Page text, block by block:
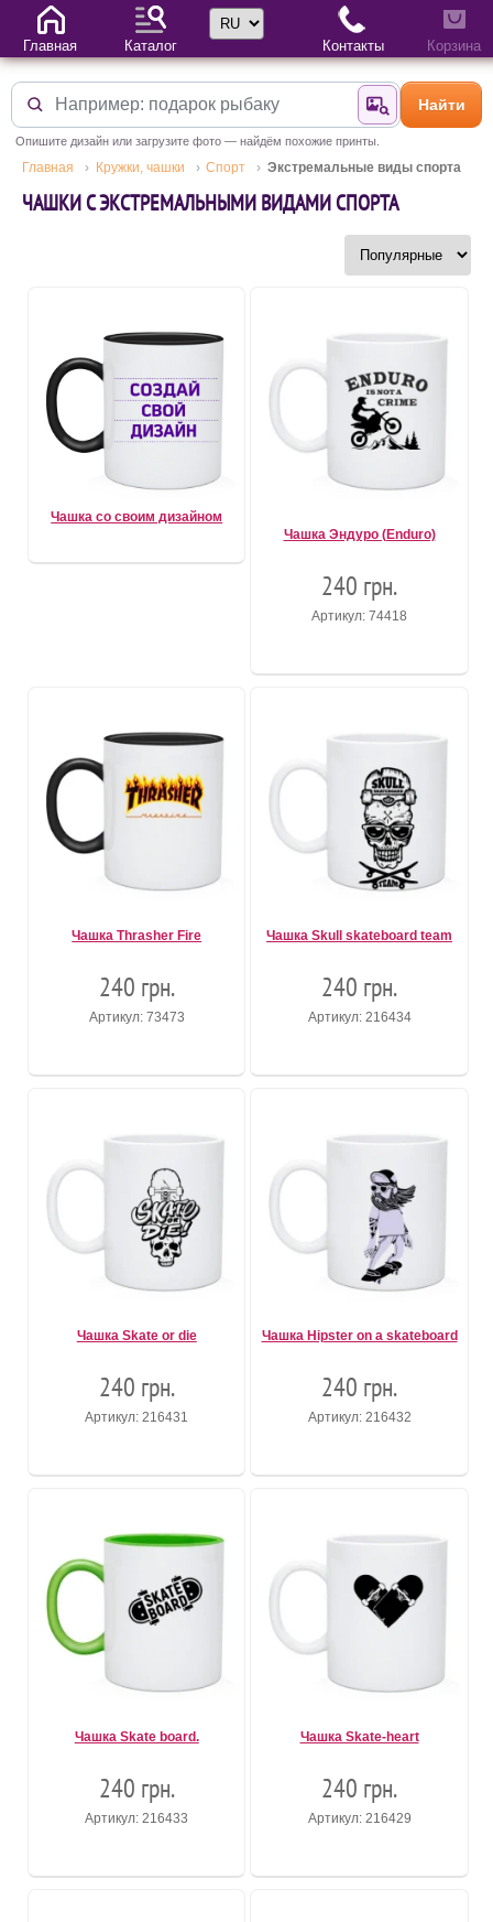
Найти поНайти
Опишите дизайн или загрузите фото — найдём похожие принты.
Главная Кружки, чашки Спорт Экстремальные виды спорта
ЧАШКИ С ЭКСТРЕМАЛЬНЫМИ ВИДАМИ СПОРТА
Чашка со своим дизайном
Чашка Эндуро (Enduro)
240 грн.
Артикул: 74418
Чашка Thrasher Fire
240 грн.
Артикул: 73473
Чашка Skull skateboard team
240 грн.
Артикул: 216434
Чашка Skate or die
240 грн.
Артикул: 216431
Чашка Hipster on a skateboard
240 грн.
Артикул: 216432
Чашка Skate board.
240 грн.
Артикул: 216433
Чашка Skate-heart
240 грн.
Артикул: 216429
Главная Каталог
Выбор языка
Контакты Корзина